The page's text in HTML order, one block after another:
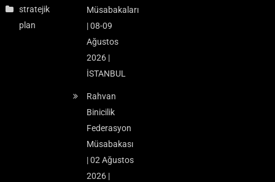
stratejik
plan
Müsabakaları
| 08-09
Ağustos
2026 |
İSTANBUL
Rahvan
Binicilik
Federasyon
Müsabakası
| 02 Ağustos
2026 |